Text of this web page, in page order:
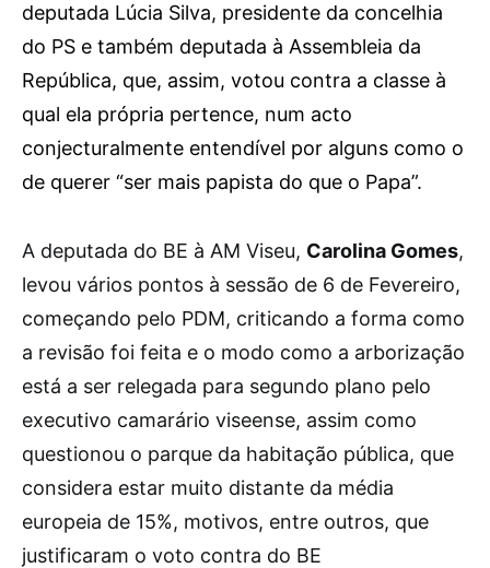
deputada Lúcia Silva, presidente da concelhia
do PS e também deputada à Assembleia da
República, que, assim, votou contra a classe à
qual ela própria pertence, num acto
conjecturalmente entendível por alguns como o
de querer “ser mais papista do que o Papa”.
A deputada do BE à AM Viseu, Carolina Gomes,
levou vários pontos à sessão de 6 de Fevereiro,
começando pelo PDM, criticando a forma como
a revisão foi feita e o modo como a arborização
está a ser relegada para segundo plano pelo
executivo camarário viseense, assim como
questionou o parque da habitação pública, que
considera estar muito distante da média
europeia de 15%, motivos, entre outros, que
justificaram o voto contra do BE